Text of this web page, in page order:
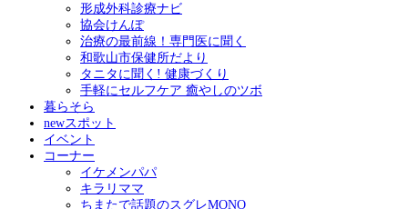
形成外科診療ナビ
協会けんぽ
治療の最前線！専門医に聞く
和歌山市保健所だより
タニタに聞く! 健康づくり
手軽にセルフケア 癒やしのツボ
暮らそら
newスポット
イベント
コーナー
イケメンパパ
キラリママ
ちまたで話題のスグレMONO